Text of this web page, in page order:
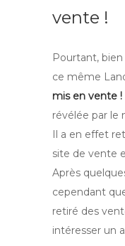
vente !
Pourtant,
ce même
mis en vente !
révélée par le
Il a en effet
site de vente
Après
cependant
retiré des
intéresser un